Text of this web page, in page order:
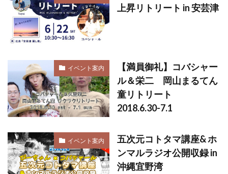
上昇リトリート in 安芸津
イベント案内
【満員御礼】コバシャー
ル＆栄二 岡山まるてん
童リトリート
2018.6.30-7.1
イベント案内
五次元コトタマ講座& ホ
ンマルラジオ公開収録 in
沖縄宜野湾